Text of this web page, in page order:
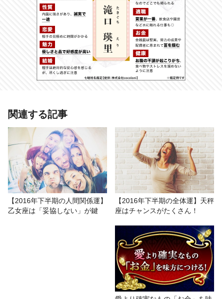
あわせて読みたい記事
12星座別【2016年下半期の仕事運】
双子座はビッグチャンス到来、才能
があふれる！
# 2016年の運勢 # おもしろ # まついなつき
# 星座占い/星占い # 金運
関連する記事
【2016年下半期の人間関係運】
乙女座は「妥協しない」が鍵
【2016年下半期の全体運】天秤
座はチャンスがたくさん！